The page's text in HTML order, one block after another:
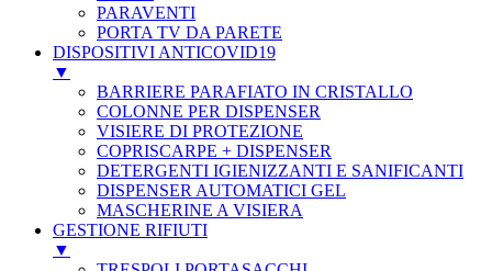
PARAVENTI
PORTA TV DA PARETE
DISPOSITIVI ANTICOVID19
▼
BARRIERE PARAFIATO IN CRISTALLO
COLONNE PER DISPENSER
VISIERE DI PROTEZIONE
COPRISCARPE + DISPENSER
DETERGENTI IGIENIZZANTI E SANIFICANTI
DISPENSER AUTOMATICI GEL
MASCHERINE A VISIERA
GESTIONE RIFIUTI
▼